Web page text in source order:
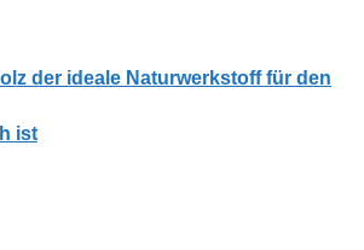
der ideale Naturwerkstoff für den
ist